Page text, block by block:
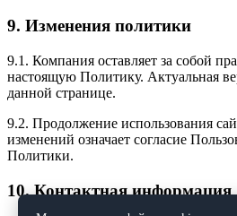
9. Изменения политики
9.1. Компания оставляет за собой
настоящую Политику. Актуальная
данной странице.
9.2. Продолжение использования
изменений означает согласие
Политики.
10. Контактная информация